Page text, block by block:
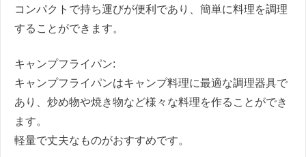
コンパクトで持ち運びが便利であり、簡単に料理を調理
することができます。
キャンプフライパン:
キャンプフライパンはキャンプ料理に最適な調理器具で
あり、炒め物や焼き物など様々な料理を作ることができ
ます。
軽量で丈夫なものがおすすめです。